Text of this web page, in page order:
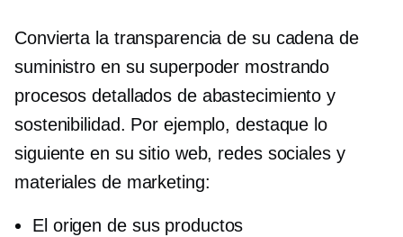
Convierta la transparencia de su cadena de
suministro en su superpoder mostrando
procesos detallados de abastecimiento y
sostenibilidad. Por ejemplo, destaque lo
siguiente en su sitio web, redes sociales y
materiales de marketing:
El origen de sus productos